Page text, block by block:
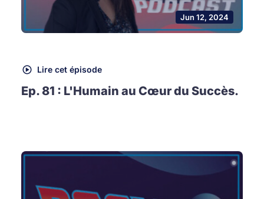
Jun 12, 2024
Lire cet épisode
Ep. 81 : L'Humain au Cœur du Succès.